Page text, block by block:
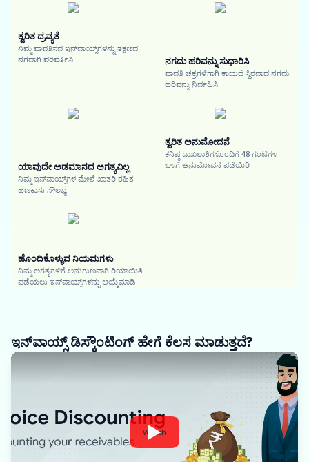
ತ್ವರಿತ ದ್ರವ್ಯತೆ
ನಿಮ್ಮ ಪಾವತಿಸದ ಇನ್‌ವಾಯ್ಸ್‌ಗಳನ್ನು ತಕ್ಷಣದ
ನಗದಾಗಿ ಪರಿವರ್ತಿಸಿ
ನಗದು ಹರಿವನ್ನು ಸುಧಾರಿಸಿ
ಪಾವತಿ ಚಕ್ರಗಳಿಗಾಗಿ ಕಾಯದೆ ಸ್ಥಿರವಾದ ನಗದು
ಹರಿವನ್ನು ನಿರ್ವಹಿಸಿ
ಯಾವುದೇ ಅಡಮಾನದ ಅಗತ್ಯವಿಲ್ಲ
ನಿಮ್ಮ ಇನ್‌ವಾಯ್ಸ್‌ಗಳ ಮೇಲೆ ಖಾತರಿ ರಹಿತ
ಹಣಕಾಸು ಸೌಲಭ್ಯ
ತ್ವರಿತ ಅನುಮೋದನೆ
ಕನಿಷ್ಠ ದಾಖಲಾತಿಗಳೊಂದಿಗೆ 48 ಗಂಟೆಗಳ
ಒಳಗೆ ಅನುಮೋದನೆ ಪಡೆಯಿರಿ
ಹೊಂದಿಕೊಳ್ಳುವ ನಿಯಮಗಳು
ನಿಮ್ಮ ಅಗತ್ಯಗಳಿಗೆ ಅನುಗುಣವಾಗಿ ರಿಯಾಯಿತಿ
ಪಡೆಯಲು ಇನ್‌ವಾಯ್ಸ್‌ಗಳನ್ನು ಆಯ್ಕೆಮಾಡಿ
ಇನ್‌ವಾಯ್ಸ್ ಡಿಸ್ಕೌಂಟಿಂಗ್ ಹೇಗೆ ಕೆಲಸ ಮಾಡುತ್ತದೆ?
Watch